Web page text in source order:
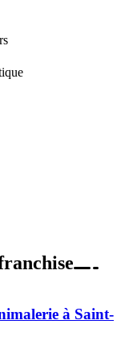
à Saint-